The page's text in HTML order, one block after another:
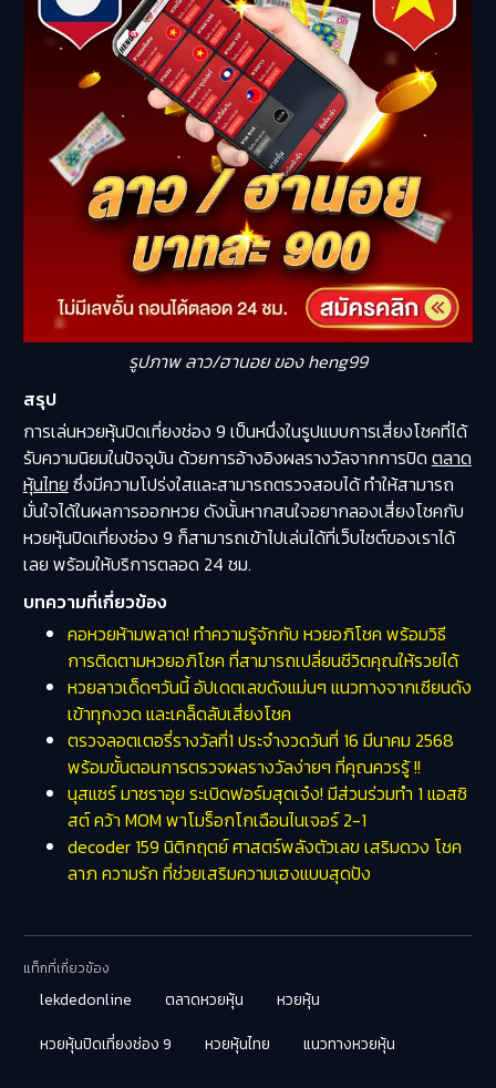
รูปภาพ ลาว/ฮานอย ของ heng99
สรุป
การเล่นหวยหุ้นปิดเที่ยงช่อง 9 เป็นหนึ่งในรูปแบบการเสี่ยงโชคที่ได้
รับความนิยมในปัจจุบัน ด้วยการอ้างอิงผลรางวัลจากการปิด ตลาด
หุ้นไทย ซึ่งมีความโปร่งใสและสามารถตรวจสอบได้ ทำให้สามารถ
มั่นใจได้ในผลการออกหวย ดังนั้นหากสนใจอยากลองเสี่ยงโชคกับ
หวยหุ้นปิดเที่ยงช่อง 9 ก็สามารถเข้าไปเล่นได้ที่เว็บไซต์ของเราได้
เลย พร้อมให้บริการตลอด 24 ชม.
บทความที่เกี่ยวข้อง
คอหวยห้ามพลาด! ทำความรู้จักกับ หวยอภิโชค พร้อมวิธี
การติดตามหวยอภิโชค ที่สามารถเปลี่ยนชีวิตคุณให้รวยได้
หวยลาวเด็ดๆวันนี้ อัปเดตเลขดังแม่นๆ แนวทางจากเซียนดัง
เข้าทุกงวด และเคล็ดลับเสี่ยงโชค
ตรวจลอตเตอรี่รางวัลที่1 ประจำงวดวันที่ 16 มีนาคม 2568
พร้อมขั้นตอนการตรวจผลรางวัลง่ายๆ ที่คุณควรรู้ !!
นุสแซร์ มาซราอุย ระเบิดฟอร์มสุดเจ๋ง! มีส่วนร่วมทำ 1 แอสซิ
สต์ คว้า MOM พาโมร็อกโกเฉือนไนเจอร์ 2-1
decoder 159 นิติกฤตย์ ศาสตร์พลังตัวเลข เสริมดวง โชค
ลาภ ความรัก ที่ช่วยเสริมความเฮงแบบสุดปัง
แท็กที่เกี่ยวข้อง
lekdedonline ตลาดหวยหุ้น
หวยหุ้น
หวยหุ้นปิดเที่ยงช่อง 9
หวยหุ้นไทย แนวทางหวยหุ้น